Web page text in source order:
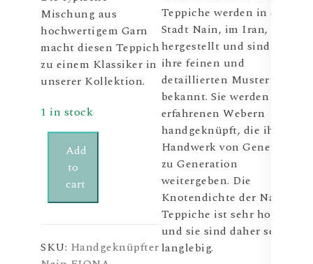
Mischung aus
hochwertigem Garn
macht diesen Teppich
zu einem Klassiker in
unserer Kollektion.
1 in stock
Add
to
cart
SKU: Handgeknüpfter
Teppiche werden in der
Stadt Nain, im Iran,
hergestellt und sind für
ihre feinen und
detaillierten Muster
bekannt. Sie werden von
erfahrenen Webern
handgeknüpft, die ihr
Handwerk von Generation
zu Generation
weitergeben. Die
Knotendichte der Nain
Teppiche ist sehr hoch
und sie sind daher sehr
langlebig.